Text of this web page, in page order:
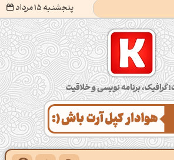
پنجشنبه 15 مرداد
کپل‌آرت؛ گرافیک، برنامه‌نویسی و خلاقیت